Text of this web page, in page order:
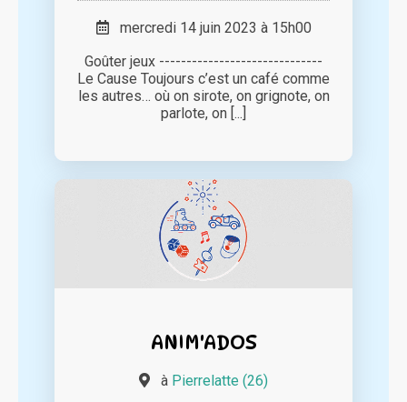
mercredi 14 juin 2023 à 15h00
Goûter jeux ------------------------------
Le Cause Toujours c’est un café comme
les autres… où on sirote, on grignote, on
parlote, on [...]
ANIM'ADOS
à Pierrelatte (26)